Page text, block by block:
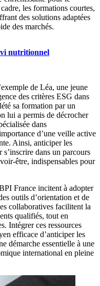
les formations courtes,
des solutions adaptées
des marchés.
nutritionnel
de Léa, une jeune
des critères ESG dans
sa formation par un
lui a permis de décrocher
dans
d’une veille active
Ainsi, anticiper les
s’inscrire dans un parcours
être, indispensables pour
France incitent à adopter
outils d’orientation et de
collaboratives facilitent la
qualifiés, tout en
Intégrer ces ressources
efficace d’anticiper les
démarche essentielle à une
international en pleine